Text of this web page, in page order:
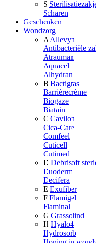
S
Scharen
Geschenken
Wondzorg
A Allevyn
Antibacteriële
Atrauman
Aquacel
Alhydran
B Bactigras
Barrièrecrème
Biogaze
Biatain
C Cavilon
Cica-Care
Comfeel
Cuticell
Cutimed
D Debrisoft
Duoderm
Decifera
E Exufiber
F Flamigel
Flaminal
G Grassolind
H Hyalo4
Hydrosorb